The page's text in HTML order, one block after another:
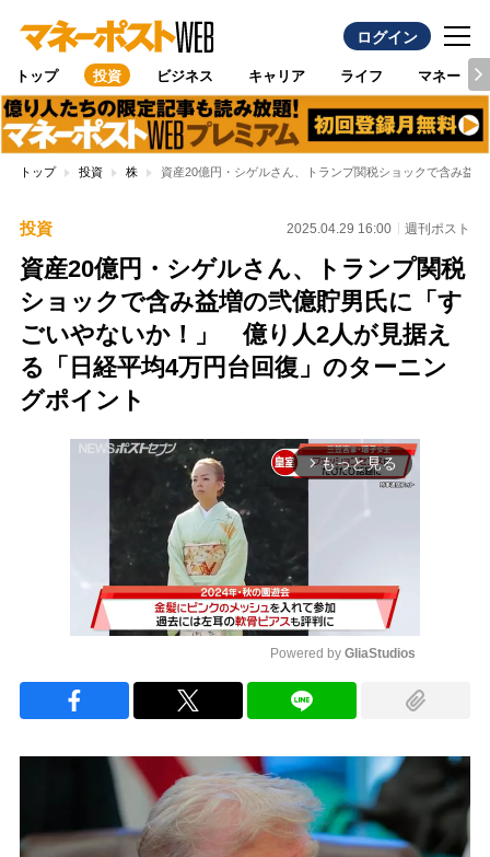
ログイン
トップ 投資 ビジネス キャリア ライフ マネー
トップ 投資 株 資産20億円・シゲルさん、トランプ関税ショックで含み益
投資 2025.04.29 16:00 週刊ポスト
資産20億円・シゲルさん、トランプ関税
ショックで含み益増の弐億貯男氏に「す
ごいやないか！」 億り人2人が見据え
る「日経平均4万円台回復」のターニン
グポイント
arrow_forward_ios もっと見る
Powered by GliaStudios